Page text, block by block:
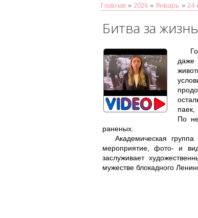
Главная » 2026 » Январь » 24
Битва за
даже
паек,
По
раненых.
Академическая
мероприятие, фото- и
заслуживает
мужестве блокадного